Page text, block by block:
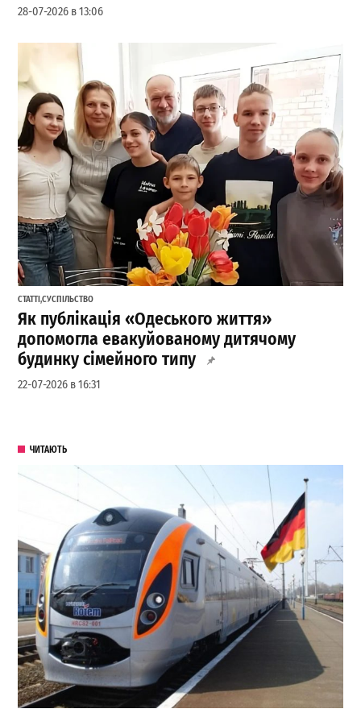
28-07-2026 в 13:06
СТАТТІ,СУСПІЛЬСТВО
Як публікація «Одеського життя»
допомогла евакуйованому дитячому
будинку сімейного типу
22-07-2026 в 16:31
ЧИТАЮТЬ